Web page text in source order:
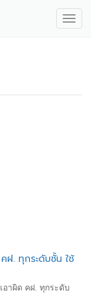
คฝ. ทุกระดับชั้น ใช้
าผิด คฝ. ทุกระดับ